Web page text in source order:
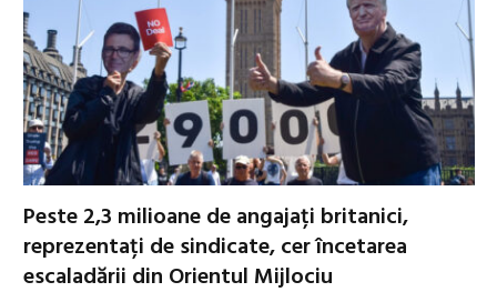
Peste 2,3 milioane de angajați britanici,
reprezentați de sindicate, cer încetarea
escaladării din Orientul Mijlociu